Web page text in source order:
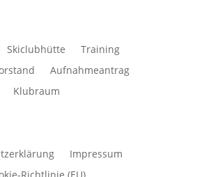
Skiclubhütte
Training
Aufnahmeantrag
Klubraum
Impressum